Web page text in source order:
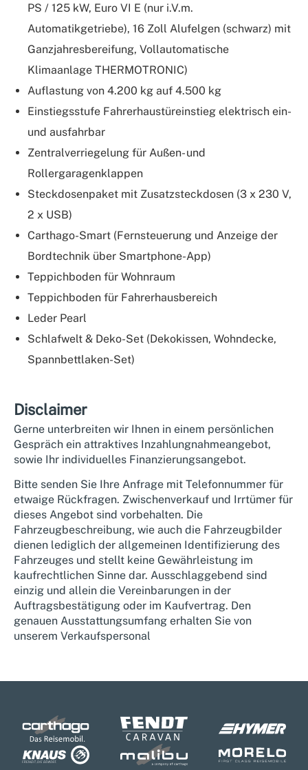
PS / 125 kW, Euro VI E (nur i.V.m.
Automatikgetriebe), 16 Zoll Alufelgen (schwarz) mit
Ganzjahresbereifung, Vollautomatische
Klimaanlage THERMOTRONIC)
Auflastung von 4.200 kg auf 4.500 kg
Einstiegsstufe Fahrerhaustüreinstieg elektrisch ein-
und ausfahrbar
Zentralverriegelung für Außen- und
Rollergaragenklappen
Steckdosenpaket mit Zusatzsteckdosen (3 x 230 V,
2 x USB)
Carthago-Smart (Fernsteuerung und Anzeige der
Bordtechnik über Smartphone-App)
Teppichboden für Wohnraum
Teppichboden für Fahrerhausbereich
Leder Pearl
Schlafwelt & Deko-Set (Dekokissen, Wohndecke,
Spannbettlaken-Set)
Disclaimer
Gerne unterbreiten wir Ihnen in einem persönlichen
Gespräch ein attraktives Inzahlungnahmeangebot,
sowie Ihr individuelles Finanzierungsangebot.
Bitte senden Sie Ihre Anfrage mit Telefonnummer für
etwaige Rückfragen. Zwischenverkauf und Irrtümer für
dieses Angebot sind vorbehalten. Die
Fahrzeugbeschreibung, wie auch die Fahrzeugbilder
dienen lediglich der allgemeinen Identifizierung des
Fahrzeuges und stellt keine Gewährleistung im
kaufrechtlichen Sinne dar. Ausschlaggebend sind
einzig und allein die Vereinbarungen in der
Auftragsbestätigung oder im Kaufvertrag. Den
genauen Ausstattungsumfang erhalten Sie von
unserem Verkaufspersonal